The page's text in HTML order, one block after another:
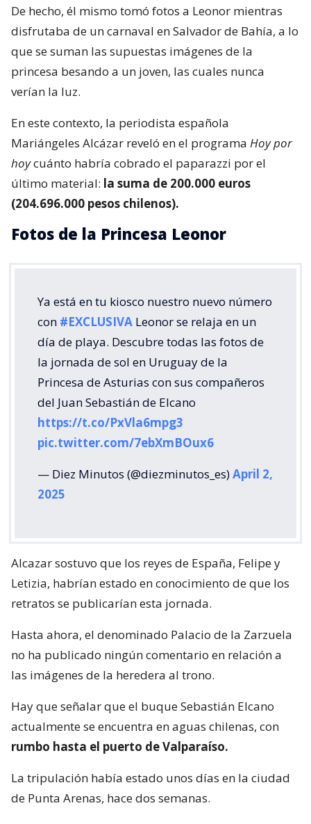
De hecho, él mismo tomó fotos a Leonor mientras
disfrutaba de un carnaval en Salvador de Bahía, a lo
que se suman las supuestas imágenes de la
princesa besando a un joven, las cuales nunca
verían la luz.
En este contexto, la periodista española
Mariángeles Alcázar reveló en el programa Hoy por
hoycuánto habría cobrado el paparazzi por el
último material: la suma de 200.000 euros
(204.696.000 pesos chilenos).
Fotos de la Princesa Leonor
Ya está en tu kiosco nuestro nuevo número
con #EXCLUSIVA Leonor se relaja en un
día de playa. Descubre todas las fotos de
la jornada de sol en Uruguay de la
Princesa de Asturias con sus compañeros
del Juan Sebastián de Elcano
https://t.co/PxVla6mpg3
pic.twitter.com/7ebXmBOux6
— Diez Minutos (@diezminutos_es)April 2,
2025
Alcazar sostuvo que los reyes de España, Felipe y
Letizia, habrían estado en conocimiento de que los
retratos se publicarían esta jornada.
Hasta ahora, el denominado Palacio de la Zarzuela
no ha publicado ningún comentario en relación a
las imágenes de la heredera al trono.
Hay que señalar que el buque Sebastián Elcano
actualmente se encuentra en aguas chilenas, con
rumbo hasta el puerto de Valparaíso.
La tripulación había estado unos días en la ciudad
de Punta Arenas, hace dos semanas.